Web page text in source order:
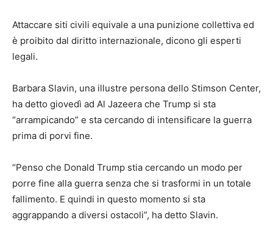
Attaccare siti civili equivale a una punizione collettiva ed
è proibito dal diritto internazionale, dicono gli esperti
legali.
Barbara Slavin, una illustre persona dello Stimson Center,
ha detto giovedì ad Al Jazeera che Trump si sta
“arrampicando” e sta cercando di intensificare la guerra
prima di porvi fine.
“Penso che Donald Trump stia cercando un modo per
porre fine alla guerra senza che si trasformi in un totale
fallimento. E quindi in questo momento si sta
aggrappando a diversi ostacoli”, ha detto Slavin.